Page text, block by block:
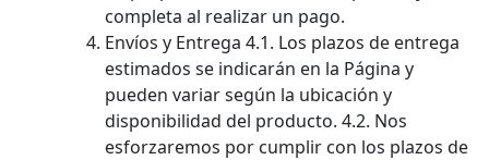
completa al realizar un pago.
Envíos y Entrega 4.1. Los plazos de entrega
estimados se indicarán en la Página y
pueden variar según la ubicación y
disponibilidad del producto. 4.2. Nos
esforzaremos por cumplir con los plazos de